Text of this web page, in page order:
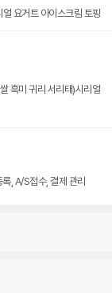
요거트 아이스크림 토핑
흑미 귀리 서리태)시리얼
, A/S접수, 결제 관리